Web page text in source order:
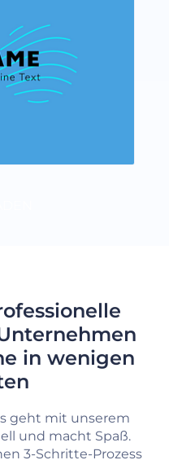
in wenigen
geht mit unserem
und macht Spaß.
3-Schritte-Prozess